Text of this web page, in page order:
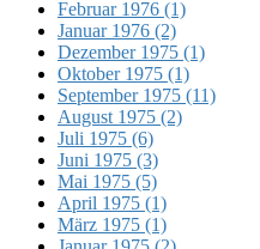
Februar 1976 (1)
Januar 1976 (2)
Dezember 1975 (1)
Oktober 1975 (1)
September 1975 (11)
August 1975 (2)
Juli 1975 (6)
Juni 1975 (3)
Mai 1975 (5)
April 1975 (1)
März 1975 (1)